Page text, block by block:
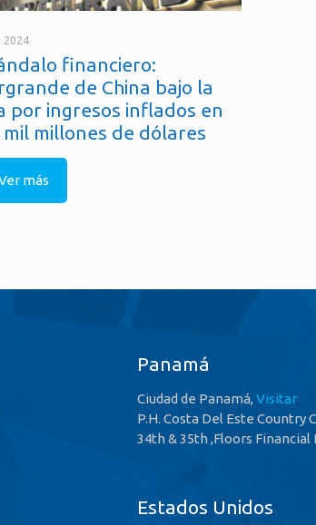
2024
financiero:
de China bajo la
por ingresos inflados en
mil millones de dólares
más
Panamá
Ciudad de Panamá,Visitar
P.H. Costa Del Este Country
34th & 35th ,Floors Financial
Estados Unidos